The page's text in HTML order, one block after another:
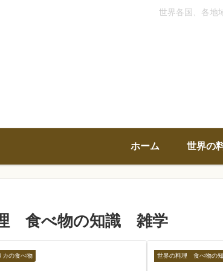
世界各国、各地
ホーム 世界の
食べ物の知識 雑学
の食べ物 世界の料理 食べ物の